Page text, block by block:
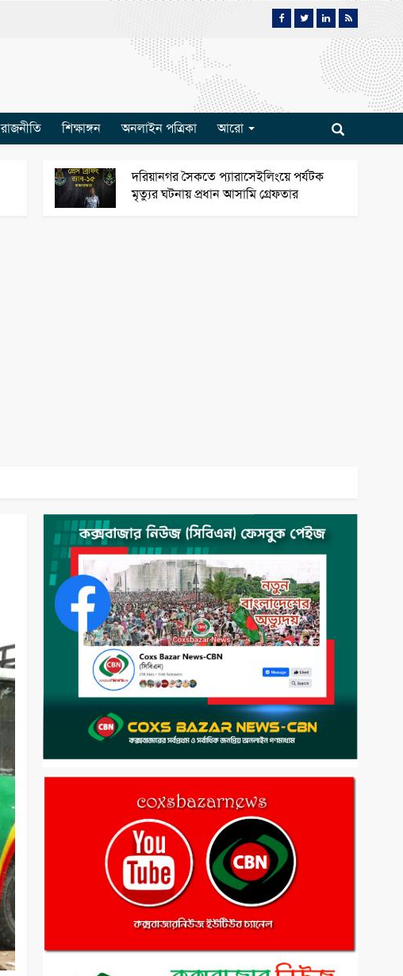
রাজনীতি শিক্ষাঙ্গন অনলাইন পত্রিকা আরো
দরিয়ানগর সৈকতে প্যারাসেইলিংয়ে পর্যটক
মৃত্যুর ঘটনায় প্রধান আসামি গ্রেফতার